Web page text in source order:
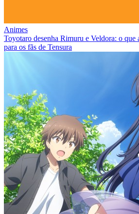
Animes
Toyotaro desenha Rimuru e Veldora: o que
para os fãs de Tensura